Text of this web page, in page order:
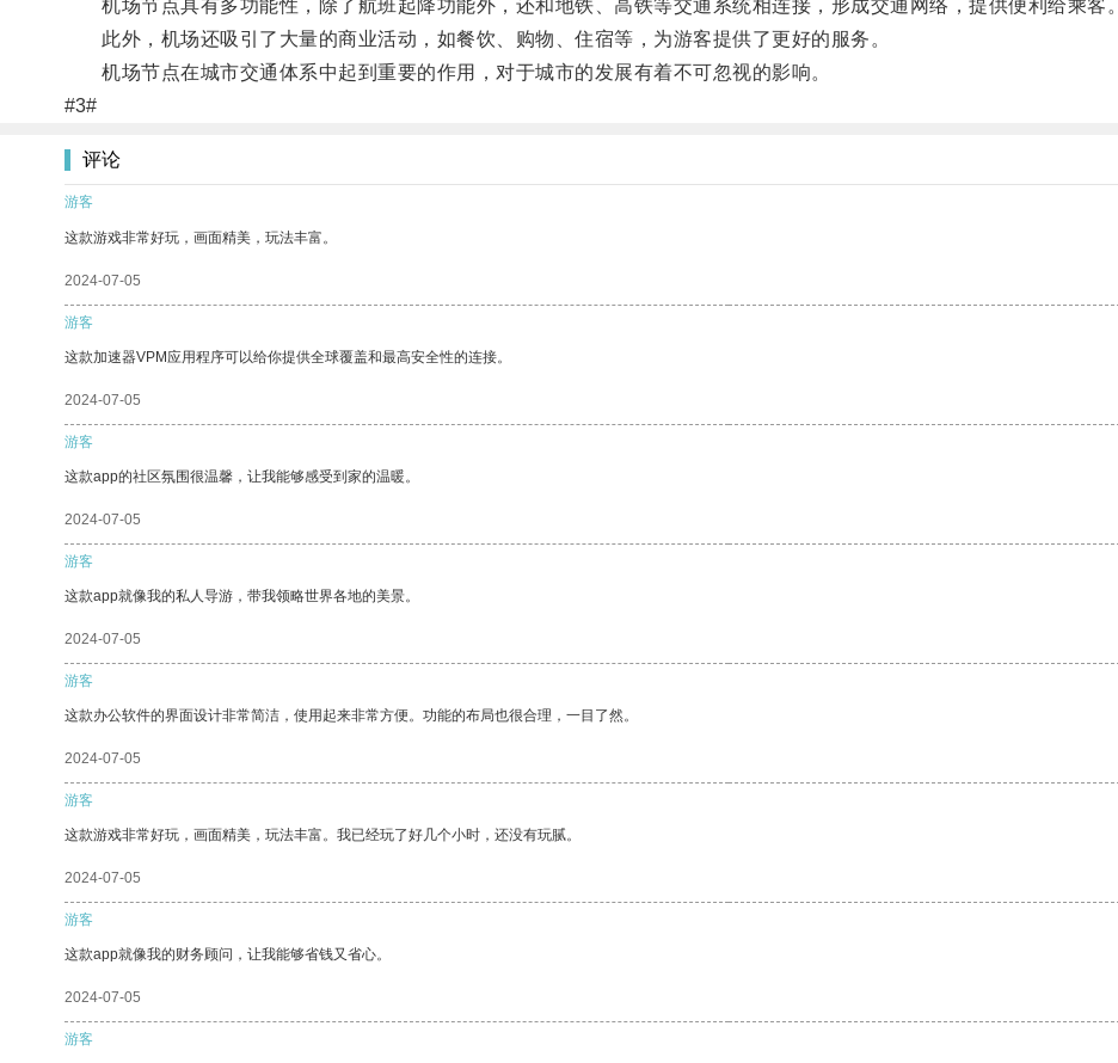
机场节点具有多功能性，除了航班起降功能外，还和地铁、高铁等交通系统相连接，形成交通网络，提供便利给乘客。
此外，机场还吸引了大量的商业活动，如餐饮、购物、住宿等，为游客提供了更好的服务。
机场节点在城市交通体系中起到重要的作用，对于城市的发展有着不可忽视的影响。
#3#
评论
游客
这款游戏非常好玩，画面精美，玩法丰富。
2024-07-05
游客
这款加速器VPM应用程序可以给你提供全球覆盖和最高安全性的连接。
2024-07-05
游客
这款app的社区氛围很温馨，让我能够感受到家的温暖。
2024-07-05
游客
这款app就像我的私人导游，带我领略世界各地的美景。
2024-07-05
游客
这款办公软件的界面设计非常简洁，使用起来非常方便。功能的布局也很合理，一目了然。
2024-07-05
游客
这款游戏非常好玩，画面精美，玩法丰富。我已经玩了好几个小时，还没有玩腻。
2024-07-05
游客
这款app就像我的财务顾问，让我能够省钱又省心。
2024-07-05
游客